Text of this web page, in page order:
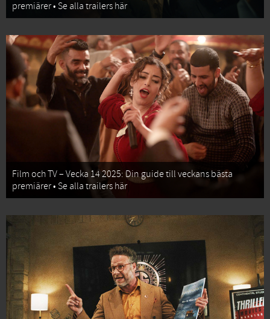
premiärer • Se alla trailers här
Film och TV – Vecka 14 2025: Din guide till veckans bästa
premiärer • Se alla trailers här